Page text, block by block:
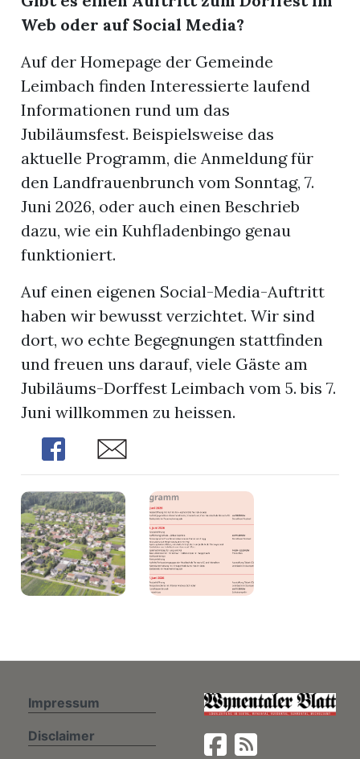
Web oder auf Social Media?
Auf der Homepage der Gemeinde
Leimbach finden Interessierte laufend
Informationen rund um das
Jubiläumsfest. Beispielsweise das
aktuelle Programm, die Anmeldung für
den Landfrauenbrunch vom Sonntag, 7.
Juni 2026, oder auch einen Beschrieb
dazu, wie ein Kuhfladenbingo genau
funktioniert.
Auf einen eigenen Social-Media-Auftritt
haben wir bewusst verzichtet. Wir sind
dort, wo echte Begegnungen stattfinden
und freuen uns darauf, viele Gäste am
Jubiläums-Dorffest Leimbach vom 5. bis 7.
Juni willkommen zu heissen.
Share
Share
Impressum
Disclaimer